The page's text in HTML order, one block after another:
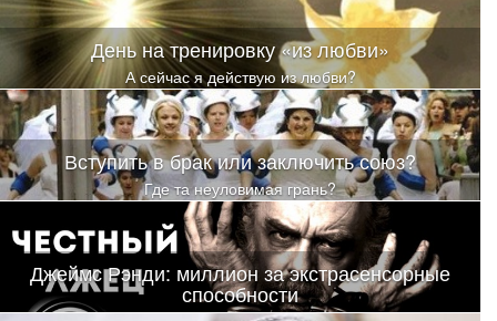
День на тренировку «из любви»
А сейчас я действую из любви?
Вступить в брак или заключить союз?
Где та неуловимая грань?
Джеймс Рэнди: миллион за экстрасенсорные
способности